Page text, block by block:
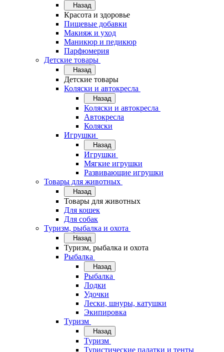
Назад
Красота и здоровье
Пищевые добавки
Макияж и уход
Маникюр и педикюр
Парфюмерия
Детские товары
Назад
Детские товары
Коляски и автокресла
Назад
Коляски и автокресла
Автокресла
Коляски
Игрушки
Назад
Игрушки
Мягкие игрушки
Развивающие игрушки
Товары для животных
Назад
Товары для животных
Для кошек
Для собак
Туризм, рыбалка и охота
Назад
Туризм, рыбалка и охота
Рыбалка
Назад
Рыбалка
Лодки
Удочки
Лески, шнуры, катушки
Экипировка
Туризм
Назад
Туризм
Туристические палатки и тенты